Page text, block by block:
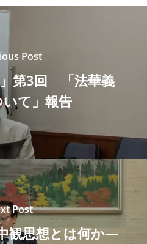
Post
」第3回 「法華義
て」報告
Post
観思想とは何か―